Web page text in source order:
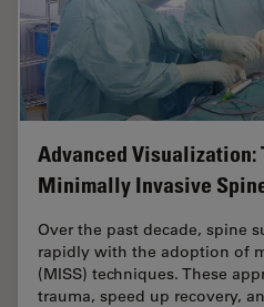
Advanced Visualization:
Minimally Invasive
Over the past decade, spine
rapidly with the adoption of
(MISS) techniques. These
trauma, speed up recovery,